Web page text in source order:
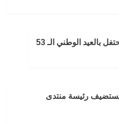
بالعيد الوطني الـ 53
يستضيف رئيسة منتدى